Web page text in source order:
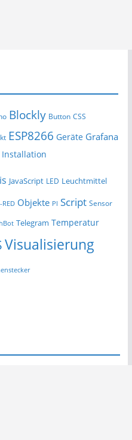
Blockly Button CSS
ESP8266 Geräte Grafana
Installation
JavaScript LED Leuchtmittel
Objekte PI Script Sensor
Telegram Temperatur
Visualisierung